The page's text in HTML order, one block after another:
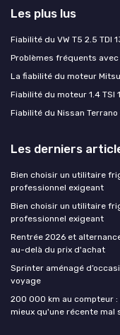
Les plus lus
Fiabilité du VW T5 2.5 TDI
Problèmes fréquents
La fiabilité du moteur
Fiabilité du moteur 1.4 TSI
Fiabilité du Nissan
Les derniers
Bien choisir un utilitaire
professionnel exigeant
Bien choisir un utilitaire
professionnel exigeant
Rentrée 2026 et
au-delà du prix d'achat
Sprinter aménagé
voyage
200 000 km au compteur
mieux qu'une récente mal